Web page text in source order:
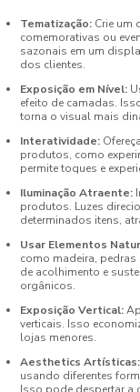
Tematização: Crie um
comemorativas ou
sazonais em um
dos clientes.
Exposição em Nível:
efeito de camadas.
torna o visual mais
Interatividade:
produtos, como
permite toques e
Iluminação Atraente:
produtos. Luzes
determinados itens,
Usar Elementos
como madeira,
de acolhimento e
orgânicos.
Exposição Vertical:
verticais. Isso
lojas menores.
Aesthetics Artísticas:
usando diferentes
Isso pode despertar a